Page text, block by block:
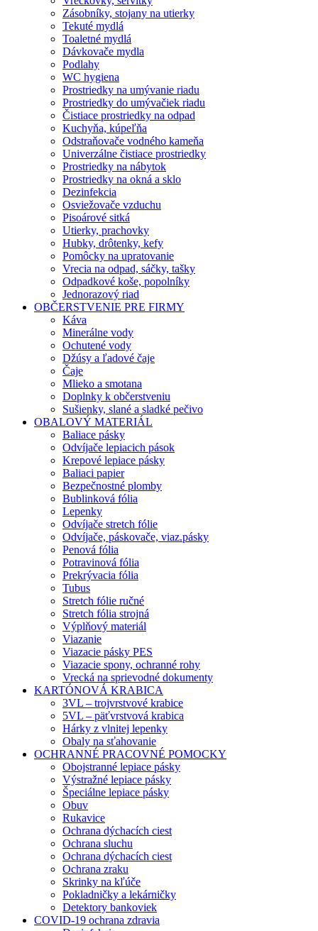
Zásobníky, stojany na utierky
Tekuté mydlá
Toaletné mydlá
Dávkovače mydla
Podlahy
WC hygiena
Prostriedky na umývanie riadu
Prostriedky do umývačiek riadu
Čistiace prostriedky na odpad
Kuchyňa, kúpeľňa
Odstraňovače vodného kameňa
Univerzálne čistiace prostriedky
Prostriedky na nábytok
Prostriedky na okná a sklo
Dezinfekcia
Osviežovače vzduchu
Pisoárové sitká
Utierky, prachovky
Hubky, drôtenky, kefy
Pomôcky na upratovanie
Vrecia na odpad, sáčky, tašky
Odpadkové koše, popolníky
Jednorazový riad
OBČERSTVENIE PRE FIRMY
Káva
Minerálne vody
Ochutené vody
Džúsy a ľadové čaje
Čaje
Mlieko a smotana
Doplnky k občerstveniu
Sušienky, slané a sladké pečivo
OBALOVÝ MATERIÁL
Baliace pásky
Odvíjače lepiacich pások
Krepové lepiace pásky
Baliaci papier
Bezpečnostné plomby
Bublinková fólia
Lepenky
Odvíjače stretch fólie
Odvíjače, páskovače, viaz.pásky
Penová fólia
Potravinová fólia
Prekrývacia fólia
Tubus
Stretch fólie ručné
Stretch fólia strojná
Výplňový materiál
Viazanie
Viazacie pásky PES
Viazacie spony, ochranné rohy
Vrecká na sprievodné dokumenty
KARTÓNOVÁ KRABICA
3VL – trojvrstvové krabice
5VL – päťvrstvová krabica
Hárky z vlnitej lepenky
Obaly na sťahovanie
OCHRANNÉ PRACOVNÉ POMOCKY
Obojstranné lepiace pásky
Výstražné lepiace pásky
Špeciálne lepiace pásky
Obuv
Rukavice
Ochrana dýchacích ciest
Ochrana sluchu
Ochrana dýchacích ciest
Ochrana zraku
Skrinky na kľúče
Pokladničky a lekárničky
Detektory bankoviek
COVID-19 ochrana zdravia